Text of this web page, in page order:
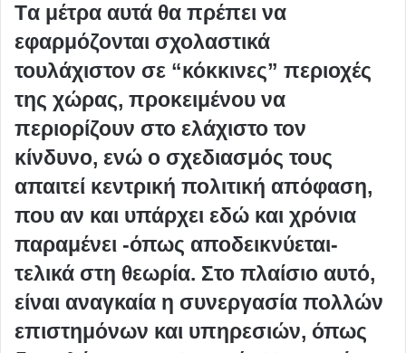
Tα μέτρα αυτά θα πρέπει να
εφαρμόζονται σχολαστικά
τουλάχιστον σε “κόκκινες” περιοχές
της χώρας, προκειμένου να
περιορίζουν στο ελάχιστο τον
κίνδυνο, ενώ ο σχεδιασμός τους
απαιτεί κεντρική πολιτική απόφαση,
που αν και υπάρχει εδώ και χρόνια
παραμένει -όπως αποδεικνύεται-
τελικά στη θεωρία. Στο πλαίσιο αυτό,
είναι αναγκαία η συνεργασία πολλών
επιστημόνων και υπηρεσιών, όπως